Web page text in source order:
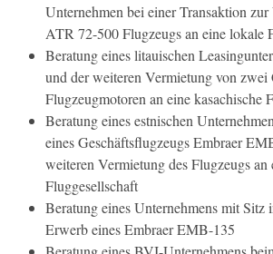
Unternehmen bei einer Transaktion
ATR 72-500 Flugzeugs an eine lokale
Beratung eines litauischen
und der weiteren Vermietung von
Flugzeugmotoren an eine kasachische
Beratung eines estnischen
eines Geschäftsflugzeugs Embraer
weiteren Vermietung des Flugzeugs an
Fluggesellschaft
Beratung eines Unternehmens mit
Erwerb eines Embraer EMB-135